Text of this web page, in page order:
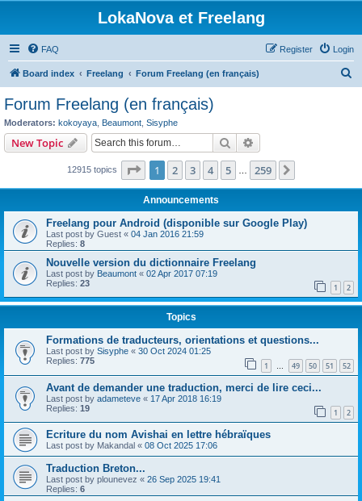
LokaNova et Freelang
FAQ Login
Register
Board index Freelang Forum Freelang (en français)
Forum Freelang (en français)
Moderators: kokoyaya Beaumont Sisyphe
New Topic Search
12915 topics Page 1of 259
1 2 3 4 5 259
Announcements
Freelang pour Android (disponible sur Google Play)
Last post by Guest « 04 Jan 2016 21:59
Replies: 8
Nouvelle version du dictionnaire Freelang
Last post by Beaumont « 02 Apr 2017 07:19
Replies: 23 1 2
Topics
Formations de traducteurs, orientations et questions...
Last post by Sisyphe « 30 Oct 2024 01:25
Replies: 775 1 … 49 50 51 52
Avant de demander une traduction, merci de lire ceci...
Last post by adameteve « 17 Apr 2018 16:19
Replies: 19 1 2
Ecriture du nom Avishai en lettre hébraïques
Last post by Makandal « 08 Oct 2025 17:06
Traduction Breton...
Last post by plounevez « 26 Sep 2025 19:41
Replies: 6